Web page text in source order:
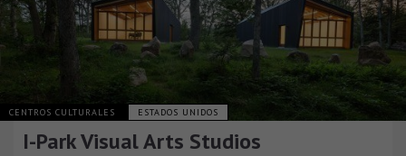
CENTROS CULTURALES ESTADOS UNIDOS
I-Park Visual Arts Studios